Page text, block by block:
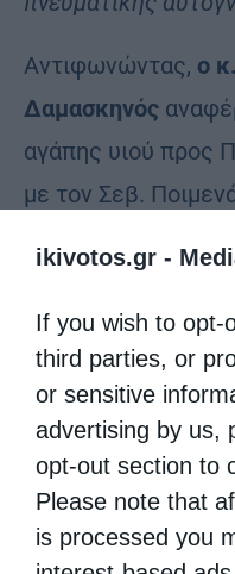
ikivotos.gr -
If you wish to opt-
third parties, or
or sensitive
advertising by us,
opt-out section to
Please note that
is processed you
Αντιφωνώντας, ο κ.
Δαμασκηνός
αγάπης υιού προς
με τον Σεβ.
Αναφέρθηκε στο
μια Εκκλησία
το οποίο και
ευχαρίστησε για
του προσέφερε
είναι, όσα
το οφείλει
εκείνον. Τον